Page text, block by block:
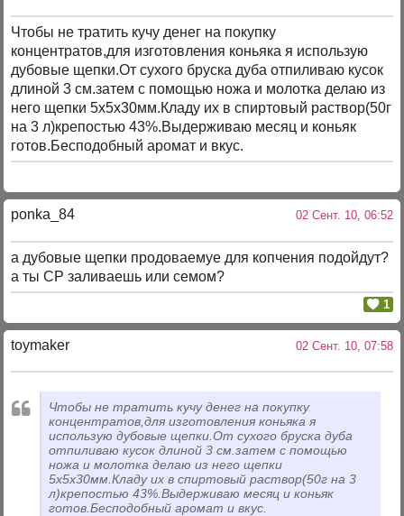
Чтобы не тратить кучу денег на покупку
концентратов,для изготовления коньяка я использую
дубовые щепки.От сухого бруска дуба отпиливаю кусок
длиной 3 см.затем с помощью ножа и молотка делаю из
него щепки 5х5х30мм.Кладу их в спиртовый раствор(50г
на 3 л)крепостью 43%.Выдерживаю месяц и коньяк
готов.Бесподобный аромат и вкус.
ponka_84 02 Сент. 10, 06:52
а дубовые щепки продоваемуе для копчения подойдут?
а ты СР заливаешь или семом?
1
toymaker 02 Сент. 10, 07:58
Чтобы не тратить кучу денег на покупку
концентратов,для изготовления коньяка я
использую дубовые щепки.От сухого бруска дуба
отпиливаю кусок длиной 3 см.затем с помощью
ножа и молотка делаю из него щепки
5х5х30мм.Кладу их в спиртовый раствор(50г на 3
л)крепостью 43%.Выдерживаю месяц и коньяк
готов.Бесподобный аромат и вкус.